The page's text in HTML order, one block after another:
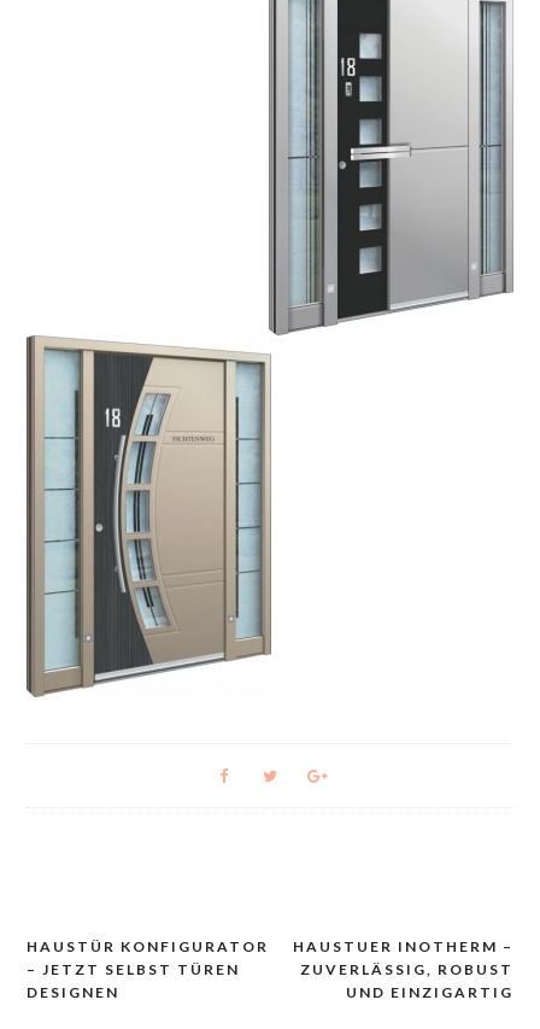
Navigacija
prispevka
HAUSTÜR KONFIGURATOR
– JETZT SELBST TÜREN
DESIGNEN
HAUSTUER INOTHERM –
ZUVERLÄSSIG, ROBUST
UND EINZIGARTIG